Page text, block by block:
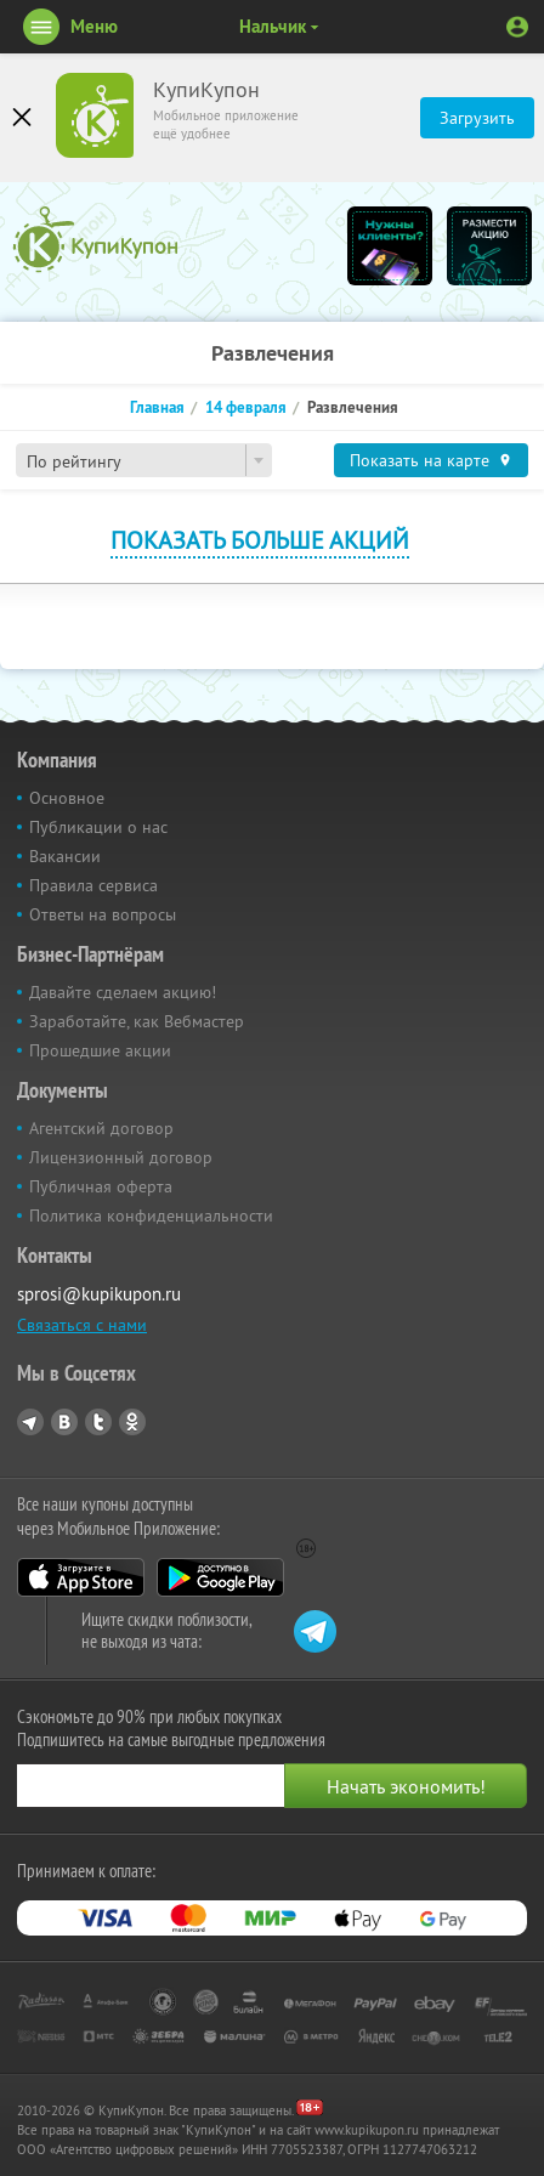
КупиКупон
Мобильное приложение
ещё удобнее
Загрузить
Меню Нальчик
Развлечения
По рейтингу
Главная 14 февраля Развлечения
Показать на карте
ПОКАЗАТЬ БОЛЬШЕ АКЦИЙ
Компания
Основное
Публикации о нас
Вакансии
Правила сервиса
Ответы на вопросы
Бизнес-Партнёрам
Давайте сделаем акцию!
Заработайте, как Вебмастер
Прошедшие акции
Документы
Агентский договор
Лицензионный договор
Публичная оферта
Политика конфиденциальности
Контакты
sprosi@kupikupon.ru
Связаться с нами
Мы в Соцсетях
Все наши купоны доступны
через Мобильное Приложение:
Ищите скидки поблизости,
не выходя из чата:
Сэкономьте до 90% при любых покупках
Подпишитесь на самые выгодные предложения
Принимаем к оплате:
2010-2026 © КупиКупон. Все права защищены.
Все права на товарный знак "КупиКупон" и на сайт www.kupikupon.ru принадлежат
OOO «Агентство цифровых решений» ИНН 7705523387, ОГРН 1127747063212